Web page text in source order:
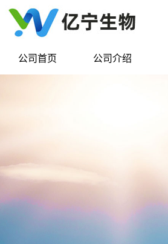
公司首页 公司介绍